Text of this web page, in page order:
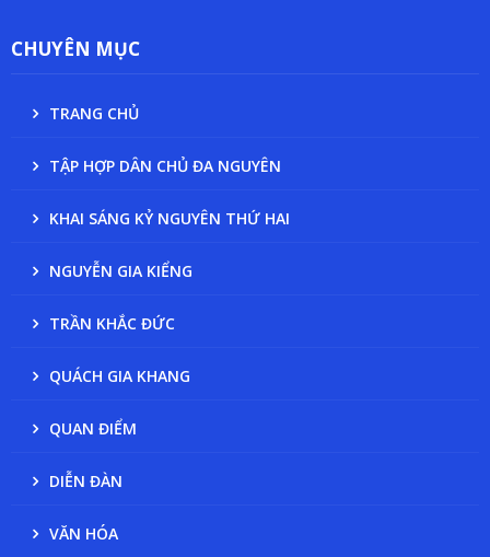
CHUYÊN MỤC
TRANG CHỦ
TẬP HỢP DÂN CHỦ ĐA NGUYÊN
KHAI SÁNG KỶ NGUYÊN THỨ HAI
NGUYỄN GIA KIỂNG
TRẦN KHẮC ĐỨC
QUÁCH GIA KHANG
QUAN ĐIỂM
DIỄN ĐÀN
VĂN HÓA